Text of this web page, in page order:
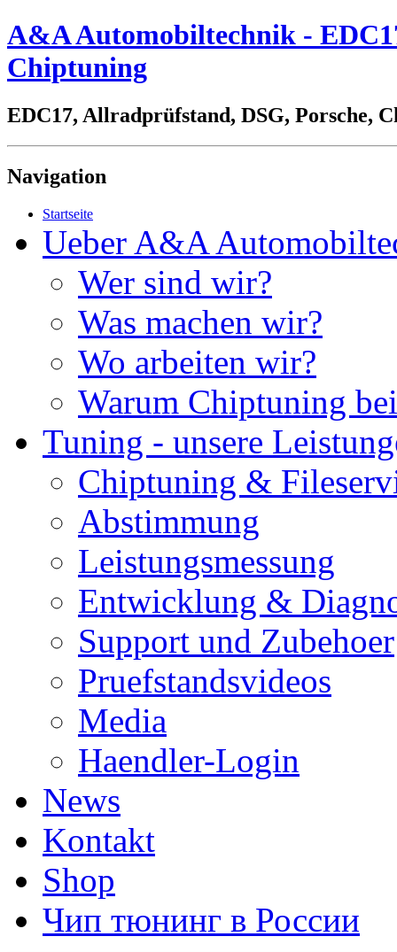
A&A Automobiltechnik -
Chiptuning
EDC17, Allradprüfstand, DSG, Porsche,
Navigation
Startseite
Ueber A&A
Wer sind wir?
Was machen wir?
Wo arbeiten wir?
Warum Chiptuning
Tuning - unsere
Chiptuning &
Abstimmung
Leistungsmessung
Entwicklung &
Support und Zubehoer
Pruefstandsvideos
Media
Haendler-Login
News
Kontakt
Shop
Чип тюнинг в России